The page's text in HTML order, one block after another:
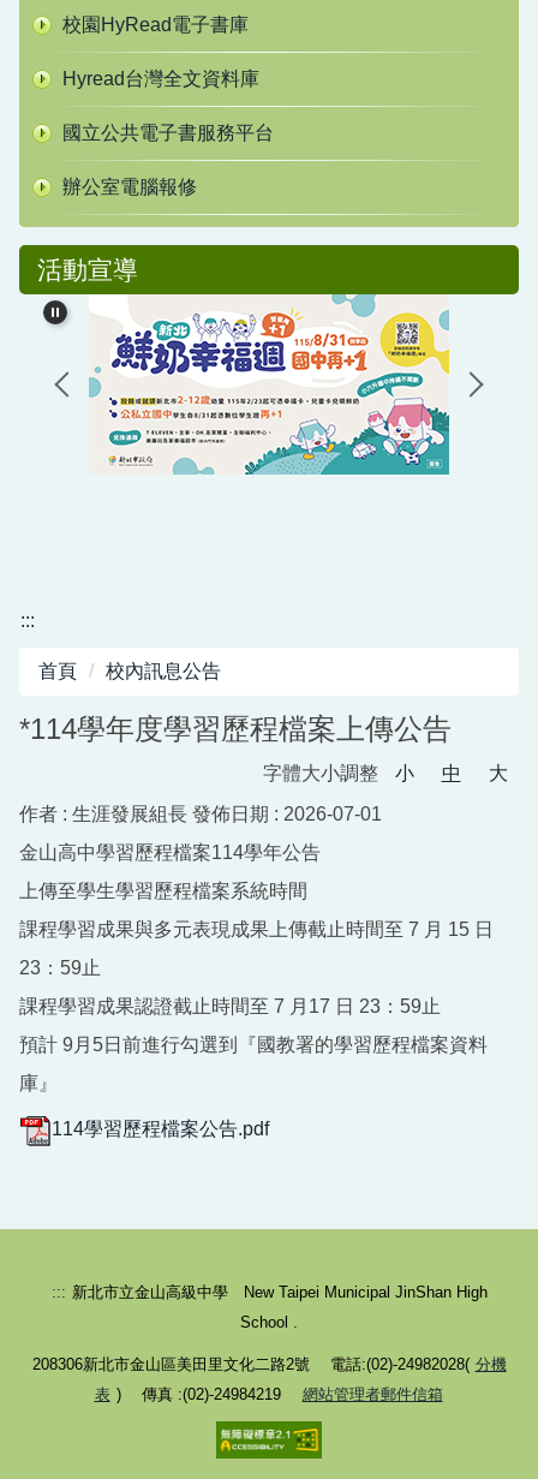
校園HyRead電子書庫
Hyread台灣全文資料庫
國立公共電子書服務平台
辦公室電腦報修
活動宣導
:::
首頁 校內訊息公告
*114學年度學習歷程檔案上傳公告
字體大小調整 小 中
大
作者 : 生涯發展組長 發佈日期 : 2026-07-01
金山高中學習歷程檔案114學年公告
上傳至學生學習歷程檔案系統時間
課程學習成果與多元表現成果上傳截止時間至 7 月 15 日
23：59止
課程學習成果認證截止時間至 7 月17 日 23：59止
預計 9月5日前進行勾選到『國教署的學習歷程檔案資料
庫』
114學習歷程檔案公告.pdf
::: 新北市立金山高級中學 New Taipei Municipal JinShan High
School .
208306新北市金山區美田里文化二路2號 電話:(02)-24982028( 分機
表 ) 傳真 :(02)-24984219 網站管理者郵件信箱